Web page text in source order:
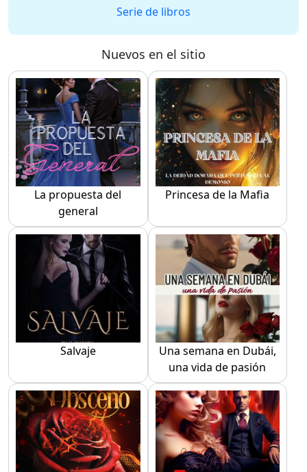
Serie de libros
Nuevos en el sitio
La propuesta del
general
Princesa de la Mafia
Salvaje
Una semana en Dubái,
una vida de pasión